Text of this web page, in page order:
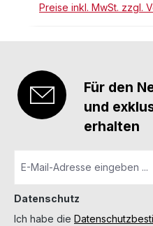
Preise inkl. MwSt. zzgl.
Für den
und
erhalten
Datenschutz
Ich habe die